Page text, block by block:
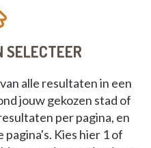
SELECTEER
alle resultaten in een
jouw gekozen stad of
per pagina, en
Kies hier 1 of